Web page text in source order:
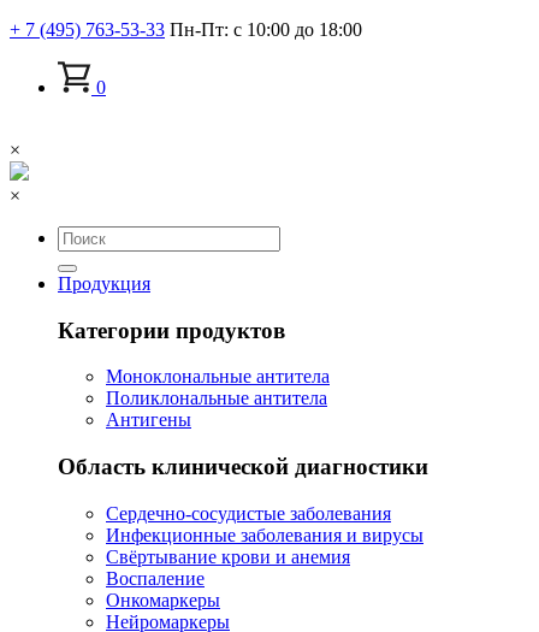
+ 7 (495) 763-53-33 Пн-Пт: с 10:00 до 18:00
0
×
×
Продукция
Категории продуктов
Моноклональные антитела
Поликлональные антитела
Антигены
Область клинической диагностики
Сердечно-сосудистые заболевания
Инфекционные заболевания и вирусы
Свёртывание крови и анемия
Воспаление
Онкомаркеры
Нейромаркеры